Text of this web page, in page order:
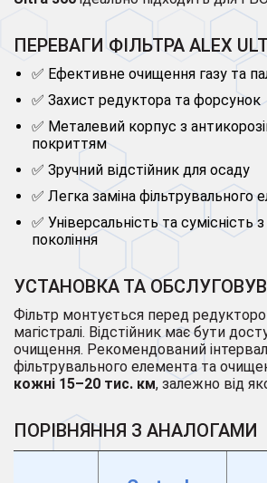
ПЕРЕВАГИ ФІЛЬТРА ALEX
✅ Ефективне очищення газу та
✅ Захист редуктора та форсунок
✅ Металевий корпус з
покриттям
✅ Зручний відстійник для осаду
✅ Легка заміна фільтрувального
✅ Універсальність та сумісність
покоління
УСТАНОВКА ТА
Фільтр монтується перед
магістралі. Відстійник має бути
очищення. Рекомендований
фільтрувального елемента та
кожні 15–20 тис. км, залежно від
ПОРІВНЯННЯ З АНАЛОГАМИ